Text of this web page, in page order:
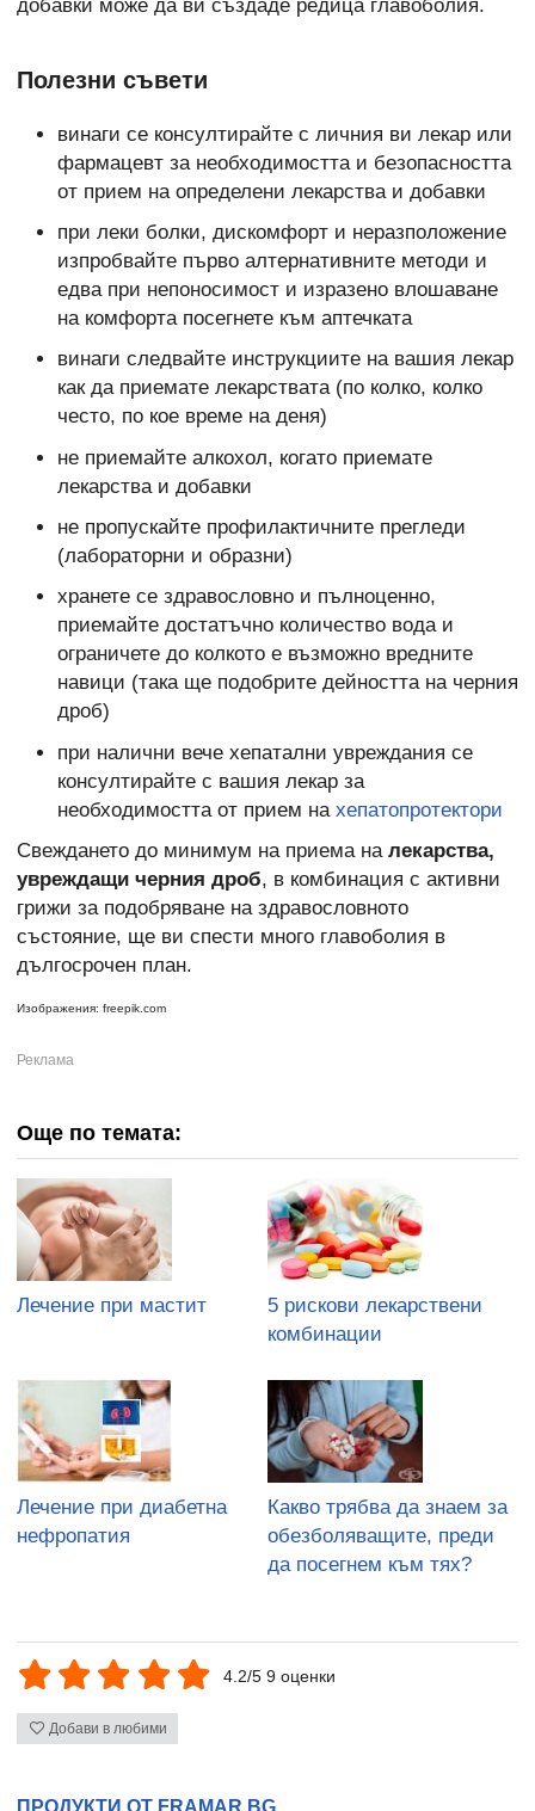
добавки може да ви създаде редица главоболия.
Полезни съвети
винаги се консултирайте с личния ви лекар или
фармацевт за необходимостта и безопасността
от прием на определени лекарства и добавки
при леки болки, дискомфорт и неразположение
изпробвайте първо алтернативните методи и
едва при непоносимост и изразено влошаване
на комфорта посегнете към аптечката
винаги следвайте инструкциите на вашия лекар
как да приемате лекарствата (по колко, колко
често, по кое време на деня)
не приемайте алкохол, когато приемате
лекарства и добавки
не пропускайте профилактичните прегледи
(лабораторни и образни)
хранете се здравословно и пълноценно,
приемайте достатъчно количество вода и
ограничете до колкото е възможно вредните
навици (така ще подобрите дейността на черния
дроб)
при налични вече хепатални увреждания се
консултирайте с вашия лекар за
необходимостта от прием на хепатопротектори
Свеждането до минимум на приема на лекарства,
увреждащи черния дроб, в комбинация с активни
грижи за подобряване на здравословното
състояние, ще ви спести много главоболия в
дългосрочен план.
Изображения: freepik.com
Още по темата:
Лечение при мастит
5 рискови лекарствени
комбинации
Лечение при диабетна
нефропатия
Какво трябва да знаем за
обезболяващите, преди
да посегнем към тях?
4.2/5 9 оценки
Добави в любими